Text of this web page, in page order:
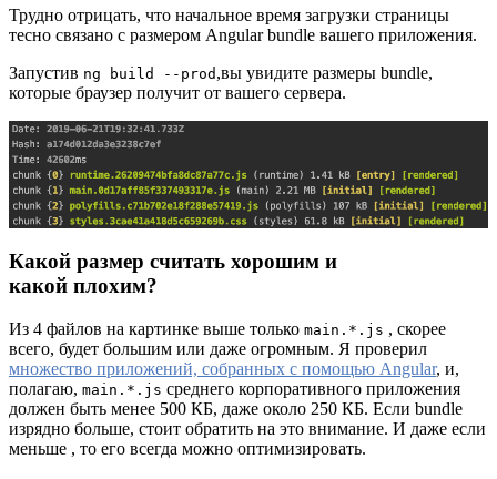
Трудно отрицать, что начальное время загрузки страницы
тесно связано с размером Angular bundle вашего приложения.
Запустив ng build --prod ,вы увидите размеры bundle,
которые браузер получит от вашего сервера.
Какой размер считать хорошим и
какой плохим?
Из 4 файлов на картинке выше только main.*.js , скорее
всего, будет большим или даже огромным. Я проверил
множество приложений, собранных с помощью Angular, и,
полагаю, main.*.js среднего корпоративного приложения
должен быть менее 500 КБ, даже около 250 КБ. Если bundle
изрядно больше, стоит обратить на это внимание. И даже если
меньше , то его всегда можно оптимизировать.